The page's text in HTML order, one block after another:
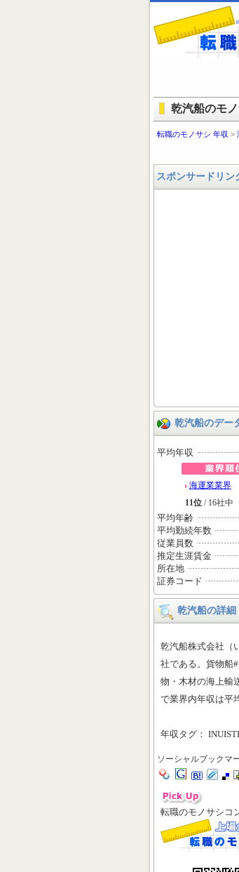
乾汽船のモ
転職のモノサシ 年収 >
スポンサードリン
乾汽船のデー
平均年収
海運業業界
11位 / 16社中
平均年齢
平均勤続年数
従業員数
推定生涯賃金
所在地
証券コード
乾汽船の詳細
乾汽船株式会社（
社である。貨物船
物・木材の海上輸
で業界内年収は平
年収タグ：
ソーシャルブックマ
転職のモノサシコ